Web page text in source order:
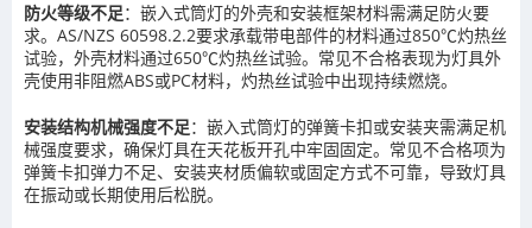
防火等级不足：嵌入式筒灯的外壳和安装框架材料需满足防火要
求。AS/NZS 60598.2.2要求承载带电部件的材料通过850℃灼热丝
试验，外壳材料通过650℃灼热丝试验。常见不合格表现为灯具外
壳使用非阻燃ABS或PC材料，灼热丝试验中出现持续燃烧。
安装结构机械强度不足：嵌入式筒灯的弹簧卡扣或安装夹需满足机
械强度要求，确保灯具在天花板开孔中牢固固定。常见不合格项为
弹簧卡扣弹力不足、安装夹材质偏软或固定方式不可靠，导致灯具
在振动或长期使用后松脱。